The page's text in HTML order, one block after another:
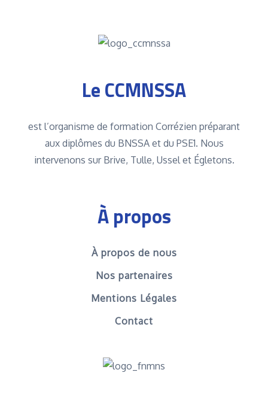
Le CCMNSSA
est l’organisme de formation Corrézien préparant
aux diplômes du BNSSA et du PSE1. Nous
intervenons sur Brive, Tulle, Ussel et Égletons.
À propos
À propos de nous
Nos partenaires
Mentions Légales
Contact